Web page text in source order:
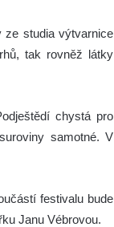
ze studia výtvarnice
tak rovněž látky
chystá pro
samotné. V
festivalu bude
Janu Vébrovou.